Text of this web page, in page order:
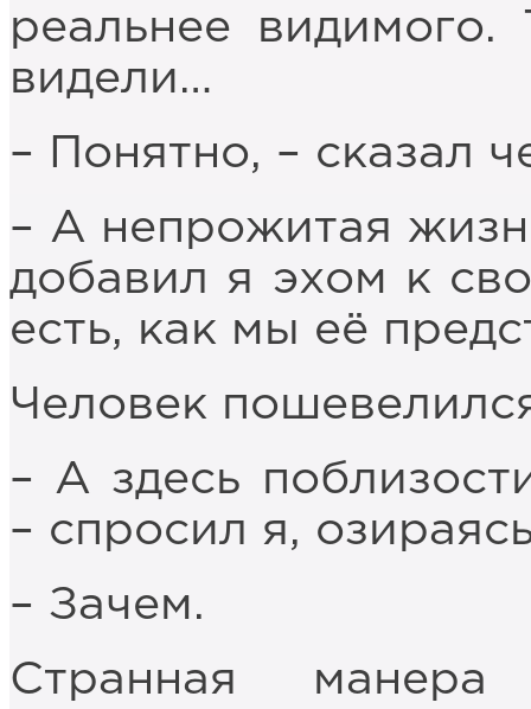
реальнее
видели…
– Понятно, – сказал
– А непрожитая
добавил я эхом к
есть, как мы её
Человек
– А здесь
– спросил я,
– Зачем.
Странная